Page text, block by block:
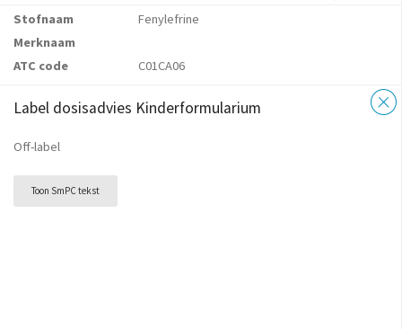
Stofnaam
Fenylefrine
Merknaam
ATC code
C01CA06
Label dosisadvies Kinderformularium
Off-label
Toon SmPC tekst